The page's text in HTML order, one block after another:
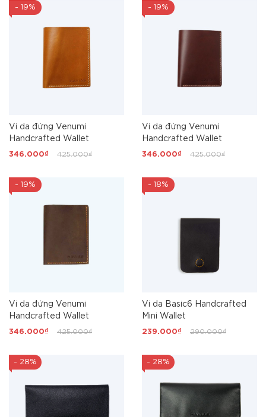
- 19%
Ví da đứng Venumi
Handcrafted Wallet
346.000₫ 425.000₫
- 19%
Ví da đứng Venumi
Handcrafted Wallet
346.000₫ 425.000₫
- 19%
Ví da đứng Venumi
Handcrafted Wallet
346.000₫ 425.000₫
- 18%
Ví da Basic6 Handcrafted
Mini Wallet
239.000₫ 290.000₫
- 28% - 28%